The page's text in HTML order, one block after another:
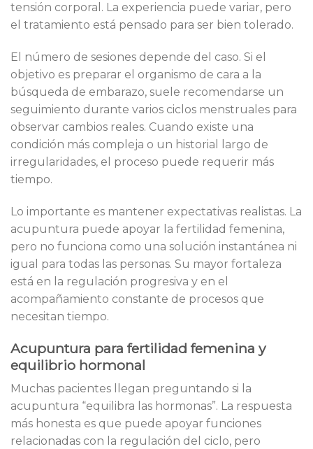
tensión corporal. La experiencia puede variar, pero
el tratamiento está pensado para ser bien tolerado.
El número de sesiones depende del caso. Si el
objetivo es preparar el organismo de cara a la
búsqueda de embarazo, suele recomendarse un
seguimiento durante varios ciclos menstruales para
observar cambios reales. Cuando existe una
condición más compleja o un historial largo de
irregularidades, el proceso puede requerir más
tiempo.
Lo importante es mantener expectativas realistas. La
acupuntura puede apoyar la fertilidad femenina,
pero no funciona como una solución instantánea ni
igual para todas las personas. Su mayor fortaleza
está en la regulación progresiva y en el
acompañamiento constante de procesos que
necesitan tiempo.
Acupuntura para fertilidad femenina y
equilibrio hormonal
Muchas pacientes llegan preguntando si la
acupuntura “equilibra las hormonas”. La respuesta
más honesta es que puede apoyar funciones
relacionadas con la regulación del ciclo, pero